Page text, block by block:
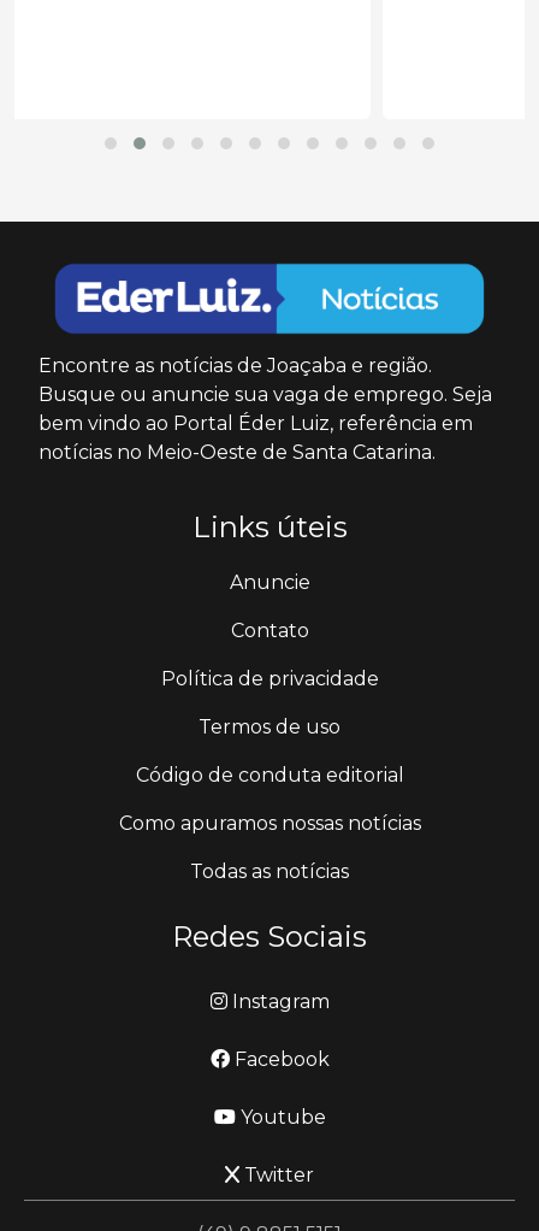
Encontre as notícias de Joaçaba e região.
Busque ou anuncie sua vaga de emprego. Seja
bem vindo ao Portal Éder Luiz, referência em
notícias no Meio-Oeste de Santa Catarina.
Links úteis
Anuncie
Contato
Política de privacidade
Termos de uso
Código de conduta editorial
Como apuramos nossas notícias
Todas as notícias
Redes Sociais
Instagram
Facebook
Youtube
Twitter